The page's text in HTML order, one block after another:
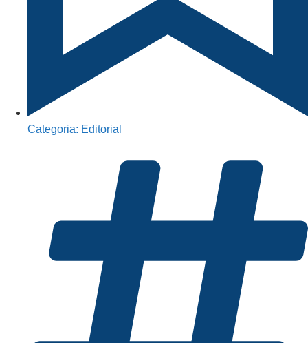
Categoria: Editorial